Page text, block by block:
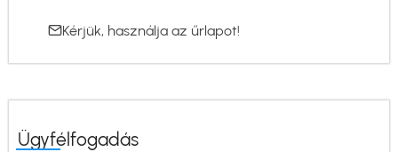
Kérjük, használja az űrlapot!
Ügyfélfogadás